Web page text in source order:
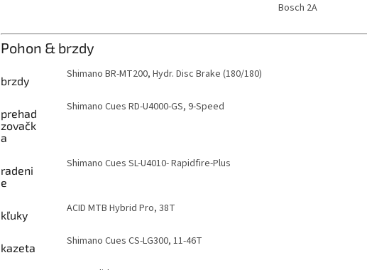
Bosch 2A
Pohon & brzdy
brzdy Shimano BR-MT200, Hydr. Disc Brake (180/180)
prehad
zovačk
a
Shimano Cues RD-U4000-GS, 9-Speed
radeni
e
Shimano Cues SL-U4010- Rapidfire-Plus
kľuky ACID MTB Hybrid Pro, 38T
kazeta Shimano Cues CS-LG300, 11-46T